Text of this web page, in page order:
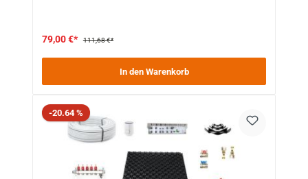
79,00 €* 111,68 €*
In den Warenkorb
Rabatt
-20.64 %